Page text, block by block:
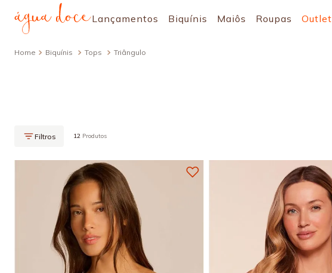
Lançamentos Biquínis Maiôs Roupas Outlet
Biquínis Tops Triângulo
12 Produtos